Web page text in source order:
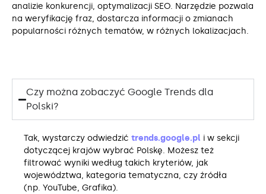
analizie konkurencji, optymalizacji SEO. Narzędzie pozwala
na weryfikację fraz, dostarcza informacji o zmianach
popularności różnych tematów, w różnych lokalizacjach.
Czy można zobaczyć Google Trends dla
Polski?
Tak, wystarczy odwiedzić trends.google.pl i w sekcji
dotyczącej krajów wybrać Polskę. Możesz też
filtrować wyniki według takich kryteriów, jak
województwa, kategoria tematyczna, czy źródła
(np. YouTube, Grafika).